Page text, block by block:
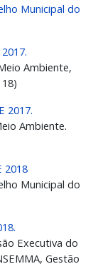
Municipal do
Ambiente,
2017.
Ambiente.
2018
Municipal do
Executiva do
Gestão